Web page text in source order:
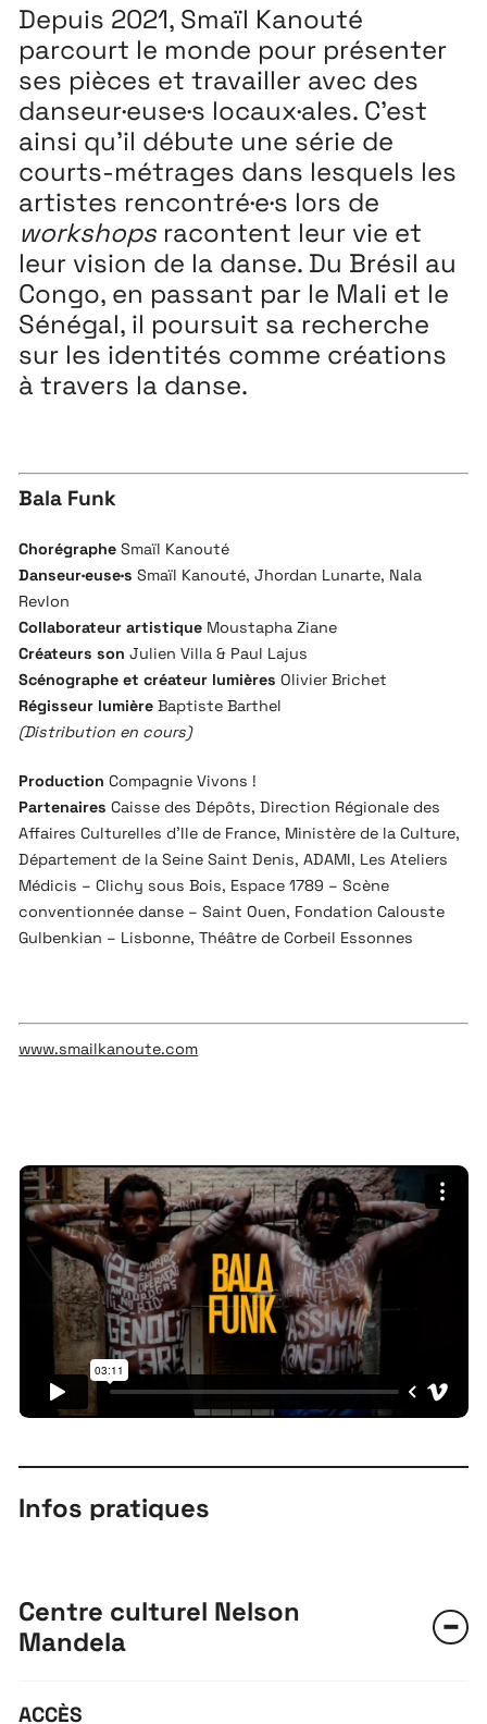
26 JUILLET ↘ 5 SEPTEMBRE
Playground26
3 ↘ 29 NOVEMBRE
Festival26
11 MAI ↘ 13 JUIN
Depuis 2021, Smaïl Kanouté
parcourt le monde pour présenter
ses pièces et travailler avec des
danseur·euse·s locaux·ales. C’est
ainsi qu’il débute une série de
courts-métrages dans lesquels les
artistes rencontré·e·s lors de
workshops racontent leur vie et
leur vision de la danse. Du Brésil au
Congo, en passant par le Mali et le
Sénégal, il poursuit sa recherche
sur les identités comme créations
à travers la danse.
Bala Funk
Chorégraphe Smaïl Kanouté
Danseur·euse·s Smaïl Kanouté, Jhordan Lunarte, Nala
Revlon
Collaborateur artistique Moustapha Ziane
Créateurs son Julien Villa & Paul Lajus
Scénographe et créateur lumières Olivier Brichet
Régisseur lumière Baptiste Barthel
(Distribution en cours)
Production Compagnie Vivons !
Partenaires Caisse des Dépôts, Direction Régionale des
Affaires Culturelles d’Ile de France, Ministère de la Culture,
Département de la Seine Saint Denis, ADAMI, Les Ateliers
Médicis – Clichy sous Bois, Espace 1789 – Scène
conventionnée danse – Saint Ouen, Fondation Calouste
Gulbenkian – Lisbonne, Théâtre de Corbeil Essonnes
www.smailkanoute.com
Infos pratiques
Centre culturel Nelson
Mandela
ACCÈS